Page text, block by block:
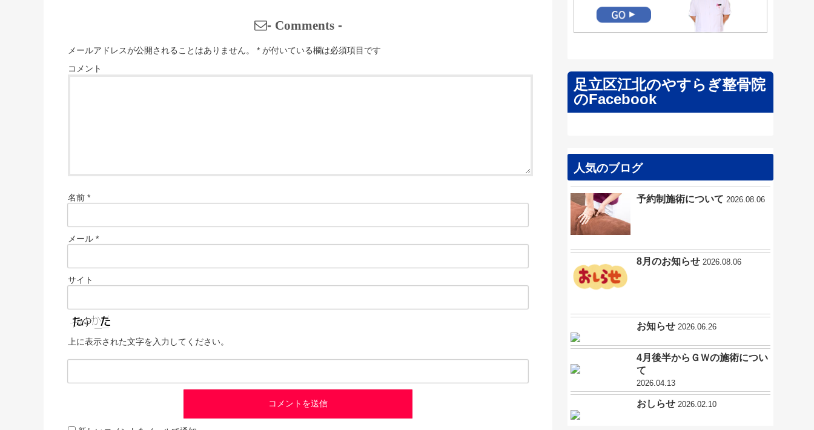
- Comments-
メールアドレスが公開されることはありません。 * が付いている欄は必須項目です
コメント
名前 *
メール *
サイト
上に表示された文字を入力してください。
足立区江北のやすらぎ整骨院
のFacebook
人気のブログ
予約制施術について 2026.08.06
8月のお知らせ 2026.08.06
お知らせ 2026.06.26
4月後半からＧＷの施術につい
て
2026.04.13
おしらせ 2026.02.10